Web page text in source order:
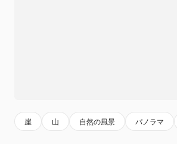
崖 山 自然の風景 パノラマ